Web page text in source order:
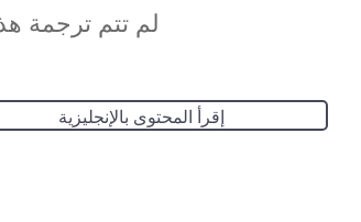
لم تتم ترجمة
إقرأ المحتوى بالإنجليزية